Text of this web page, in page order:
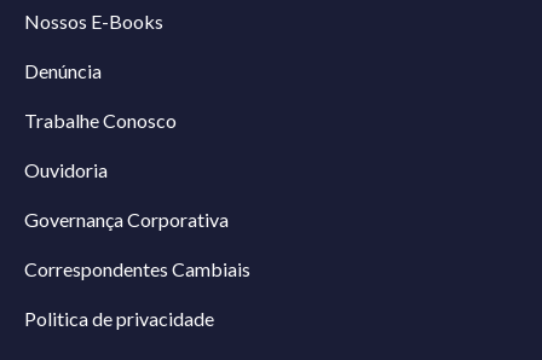
Nossos E-Books
Denúncia
Trabalhe Conosco
Ouvidoria
Governança Corporativa
Correspondentes Cambiais
Politica de privacidade